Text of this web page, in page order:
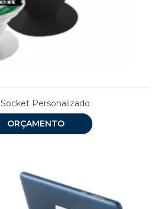
Personalizado
ORÇAMENTO